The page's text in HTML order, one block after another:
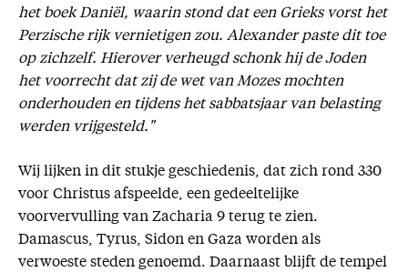
het boek Daniël, waarin stond dat een Grieks vorst het
Perzische rijk vernietigen zou. Alexander paste dit toe
op zichzelf. Hierover verheugd schonk hij de Joden
het voorrecht dat zij de wet van Mozes mochten
onderhouden en tijdens het sabbatsjaar van belasting
werden vrijgesteld."
Wij lijken in dit stukje geschiedenis, dat zich rond 330
voor Christus afspeelde, een gedeeltelijke
voorvervulling van Zacharia 9 terug te zien.
Damascus, Tyrus, Sidon en Gaza worden als
verwoeste steden genoemd. Daarnaast blijft de tempel